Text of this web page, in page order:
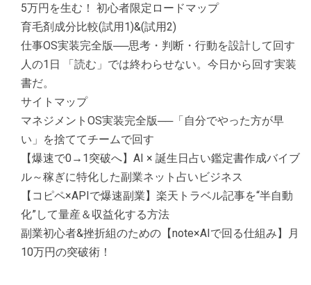
5万円を生む！ 初心者限定ロードマップ
育毛剤成分比較(試用1)&(試用2)
仕事OS実装完全版──思考・判断・行動を設計して回す
人の1日 「読む」では終わらせない。今日から回す実装
書だ。
サイトマップ
マネジメントOS実装完全版──「自分でやった方が早
い」を捨ててチームで回す
【爆速で0→1突破へ】AI × 誕生日占い鑑定書作成バイブ
ル～稼ぎに特化した副業ネット占いビジネス
【コピペ×APIで爆速副業】楽天トラベル記事を“半自動
化”して量産＆収益化する方法
副業初心者&挫折組のための【note×AIで回る仕組み】月
10万円の突破術！